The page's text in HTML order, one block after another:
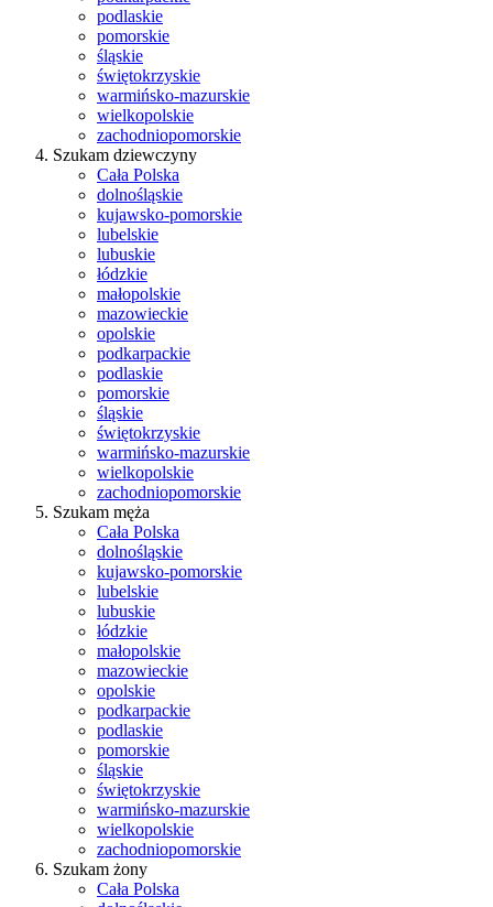
podlaskie
pomorskie
śląskie
świętokrzyskie
warmińsko-mazurskie
wielkopolskie
zachodniopomorskie
Szukam dziewczyny
Cała Polska
dolnośląskie
kujawsko-pomorskie
lubelskie
lubuskie
łódzkie
małopolskie
mazowieckie
opolskie
podkarpackie
podlaskie
pomorskie
śląskie
świętokrzyskie
warmińsko-mazurskie
wielkopolskie
zachodniopomorskie
Szukam męża
Cała Polska
dolnośląskie
kujawsko-pomorskie
lubelskie
lubuskie
łódzkie
małopolskie
mazowieckie
opolskie
podkarpackie
podlaskie
pomorskie
śląskie
świętokrzyskie
warmińsko-mazurskie
wielkopolskie
zachodniopomorskie
Szukam żony
Cała Polska